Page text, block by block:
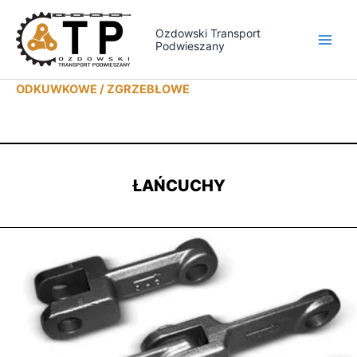
treści
Ozdowski Transport
Podwieszany
ODKUWKOWE / ZGRZEBŁOWE
ŁAŃCUCHY